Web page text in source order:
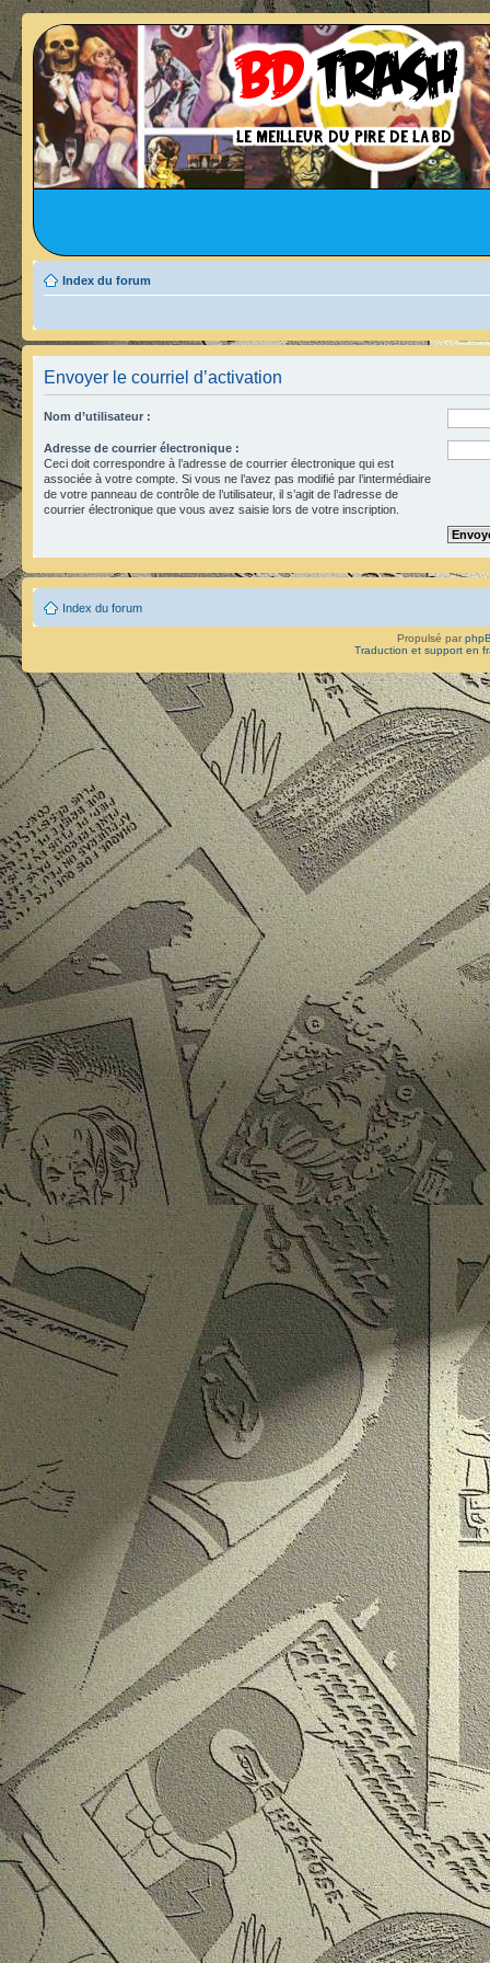
Index du forum
Envoyer le courriel d’activation
Nom d’utilisateur :
Adresse de courrier électronique :
Ceci doit correspondre à l’adresse de courrier électronique qui est
associée à votre compte. Si vous ne l’avez pas modifié par l’intermédiaire
de votre panneau de contrôle de l’utilisateur, il s’agit de l’adresse de
courrier électronique que vous avez saisie lors de votre inscription.
Index du forum
Propulsé par
Traduction et support en